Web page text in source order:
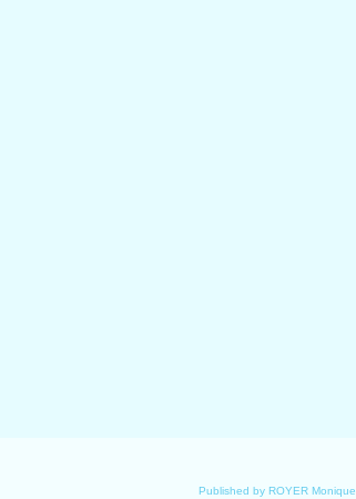
Published by ROYER Monique